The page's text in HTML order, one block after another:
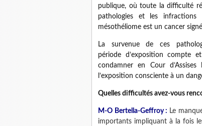
publique, où toute la difficulté
pathologies et les infractions
mésothéliome est un cancer
La survenue de ces
période d’exposition compte
condamner en Cour
l’exposition consciente à un
Quelles difficultés avez-vous
M-O Bertella-Geffroy : Le
importants impliquant à la fois